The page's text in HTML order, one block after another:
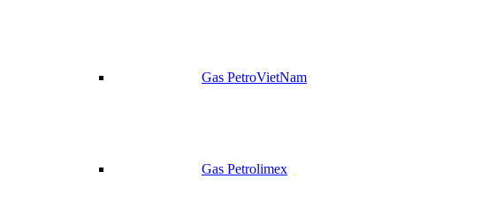
Gas PetroVietNam
Gas Petrolimex